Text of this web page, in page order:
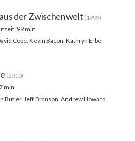
der Zwischenwelt (1999)
99 min
Cope, Kevin Bacon, Kathryn Erbe
(2010)
min
Butler, Jeff Branson, Andrew Howard